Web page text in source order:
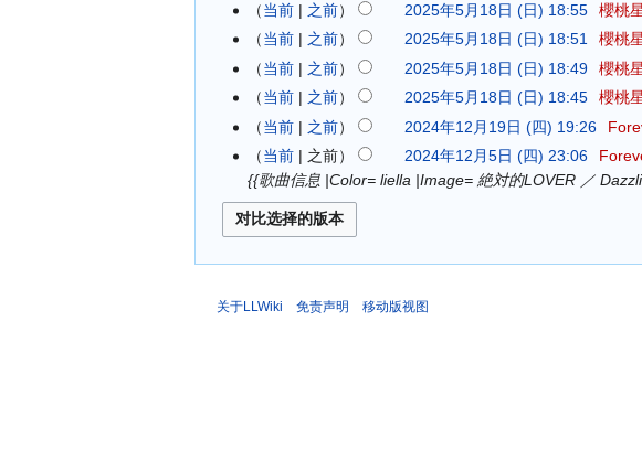
月
星
)
当前
之前 2025年5月18日 (日) 18:55 櫻桃
当前
之前 2025年5月18日 (日) 18:51 櫻桃
当前
之前 2025年5月18日 (日) 18:49 櫻桃
当前
之前 2025年5月18日 (日) 18:45 櫻桃
4
年
月
当前 之前 2024年12月19日 (四) 19:26
2
2
当前 之前 2024年12月5日 (四) 23:06
{{歌曲信息 |Color= liella |Image= 絶対的LOVER ／
关于LLWiki 免责声明 移动版视图